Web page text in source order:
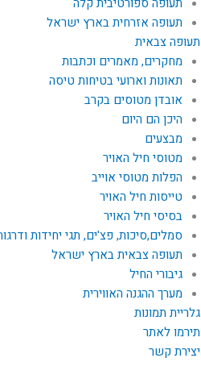
תעופה אזרחית בארץ ישראל
תעופה צבאית
מחקרים, מאמרים וכתבות
תאונות וארועי בטיחות טיסה
אובדן מטוסים בקרב
היכן הם היום
מבצעים
מטוסי חיל האויר
הפלות מטוסי אוייב
טייסות חיל האויר
בסיסי חיל האויר
סמלים,סיכות, פצ'ים, תגי יחידות
תעופה צבאית בארץ ישראל
גיבורי החיל
מערך ההגנה האווירית
גלריית תמונות
תירמו לאתר
יצירת קשר